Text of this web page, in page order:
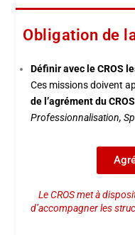
Obligation de
Définir avec le CROS
Ces missions doivent
de l’agrément du CROS
Professionnalisation,
Le CROS met à
d’accompagner les